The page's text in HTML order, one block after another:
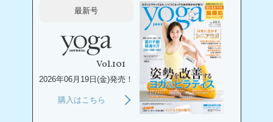
最新号
Vol.101
2026年06月19日(金)発売！
購入はこちら